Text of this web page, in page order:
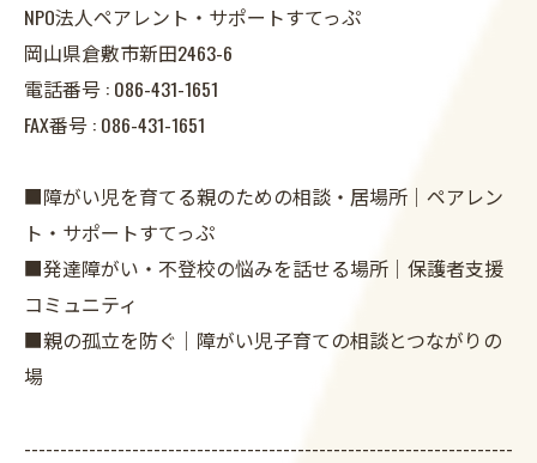
NPO法人ペアレント・サポートすてっぷ
岡山県倉敷市新田2463-6
電話番号 : 086-431-1651
FAX番号 : 086-431-1651
■障がい児を育てる親のための相談・居場所｜ペアレン
ト・サポートすてっぷ
■発達障がい・不登校の悩みを話せる場所｜保護者支援
コミュニティ
■親の孤立を防ぐ｜障がい児子育ての相談とつながりの
場
--------------------------------------------------------------------